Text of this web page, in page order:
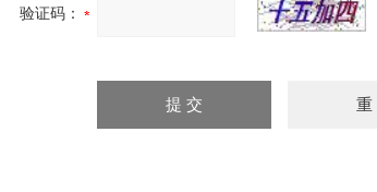
验证码：